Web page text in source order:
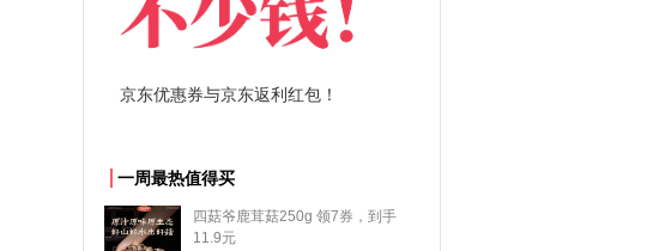
拼多多优惠券+拼多多返利
一周最热值得买
四菇爷鹿茸菇250g 领7券，到手
11.9元